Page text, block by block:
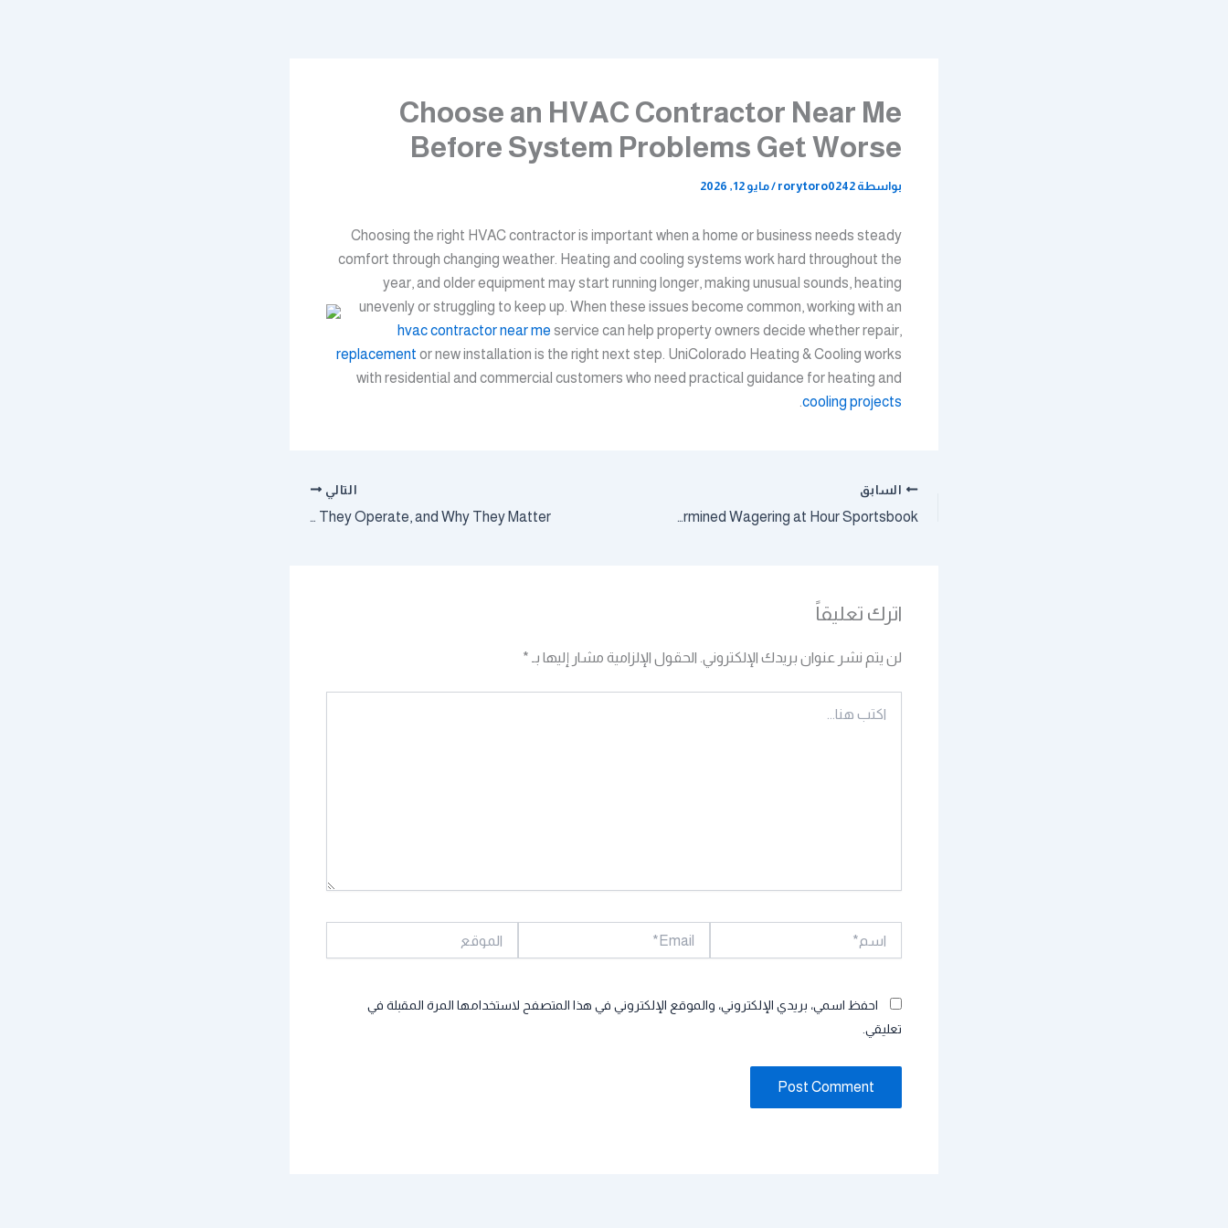
Choose an HVAC Contractor Near Me
Before System Problems Get Worse
بواسطة rorytoro0242
/مايو 12, 2026
Choosing the right HVAC contractor is important when a home or business needs steady
comfort through changing weather. Heating and cooling systems work hard throughout the
year, and older equipment may start running longer, making unusual sounds, heating
unevenly or struggling to keep up. When these issues become common, working with an
hvac contractor near me service can help property owners decide whether repair,
replacement or new installation is the right next step. UniColorado Heating & Cooling works
with residential and commercial customers who need practical guidance for heating and
cooling projects
السابق
Encase Study: Effect Betting and the Lift of Data-Determined Wagering at Hour Sportsbook
التالي
Tangible Money Prediction Markets: How They Work, Where They Operate, and Why They Matter
اترك تعليقاً
لن يتم نشر عنوان بريدك الإلكتروني. الحقول الإلزامية مشار إليها بـ *
هنا...
احفظ اسمي، بريدي الإلكتروني، والموقع الإلكتروني في هذا المتصفح لاستخدامها المرة المقبلة في
تعليقي.